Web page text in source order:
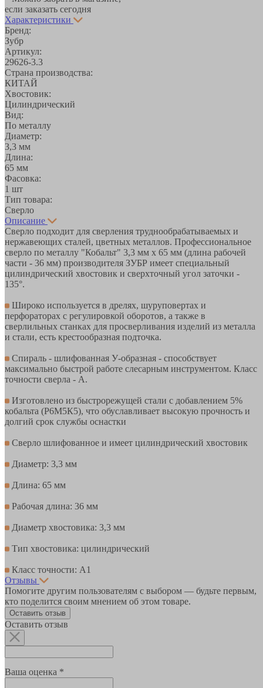
если заказать сегодня
Характеристики
Бренд:
Зубр
Артикул:
29626-3.3
Страна производства:
КИТАЙ
Хвостовик:
Цилиндрический
Вид:
По металлу
Диаметр:
3,3 мм
Длина:
65 мм
Фасовка:
1 шт
Тип товара:
Сверло
Описание
Сверло подходит для сверления труднообрабатываемых и
нержавеющих сталей, цветных металлов. Профессиональное
сверло по металлу "Кобальт" 3,3 мм х 65 мм (длина рабочей
части - 36 мм) производителя ЗУБР имеет специальный
цилиндрический хвостовик и сверхточный угол заточки -
135°.
Широко используется в дрелях, шуруповертах и
перфораторах с регулировкой оборотов, а также в
сверлильных станках для просверливания изделий из металла
и стали, есть крестообразная подточка.
Спираль - шлифованная У-образная - способствует
максимально быстрой работе слесарным инструментом. Класс
точности сверла - А.
Изготовлено из быстрорежущей стали с добавлением 5%
кобальта (Р6М5К5), что обуславливает высокую прочность и
долгий срок службы оснастки
Сверло шлифованное и имеет цилиндрический хвостовик
Диаметр: 3,3 мм
Длина: 65 мм
Рабочая длина: 36 мм
Диаметр хвостовика: 3,3 мм
Тип хвостовика: цилиндрический
Класс точности: А1
Отзывы
Помогите другим пользователям с выбором — будьте первым,
кто поделится своим мнением об этом товаре.
Оставить отзыв
Оставить отзыв
Ваша оценка *